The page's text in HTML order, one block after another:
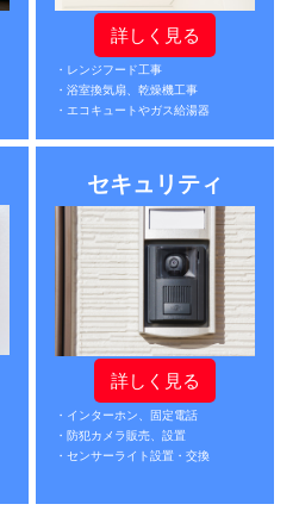
詳しく見る
・レンジフード工事
・浴室換気扇、乾燥機工事
・エコキュートやガス給湯器
セキュリティ
詳しく見る
・インターホン、固定電話
・防犯カメラ販売、設置
・センサーライト設置・交換